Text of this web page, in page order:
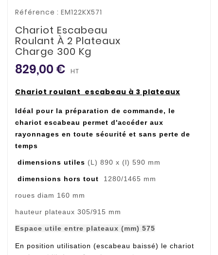
Référence : EM122KX571
Chariot Escabeau
Roulant À 2 Plateaux
Charge 300 Kg
829,00 € HT
Chariot roulant escabeau à 3 plateaux
Idéal pour la préparation de commande, le
chariot escabeau permet d'accéder aux
rayonnages en toute sécurité et sans perte de
temps
dimensions utiles (L) 890 x (l) 590 mm
dimensions hors tout 1280/1465 mm
roues diam 160 mm
hauteur plateaux 305/915 mm
Espace utile entre plateaux (mm) 575
En position utilisation (escabeau baissé) le chariot